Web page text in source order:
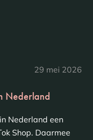
29 mei 2026
Nederland
Nederland een
Shop. Daarmee